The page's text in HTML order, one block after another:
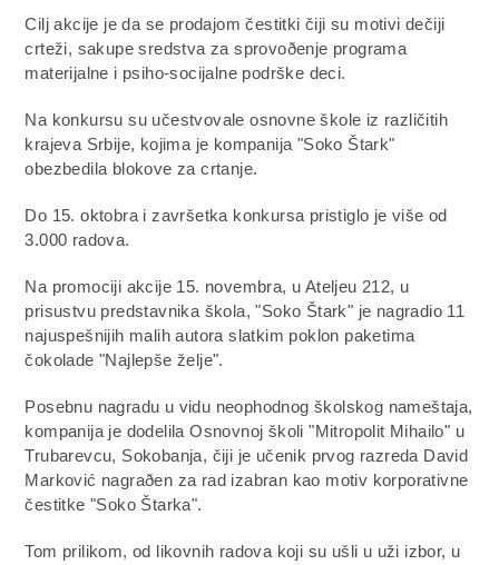
Cilj akcije je da se prodajom čestitki čiji su motivi dečiji
crteži, sakupe sredstva za sprovoðenje programa
materijalne i psiho-socijalne podrške deci.
Na konkursu su učestvovale osnovne škole iz različitih
krajeva Srbije, kojima je kompanija "Soko Štark"
obezbedila blokove za crtanje.
Do 15. oktobra i završetka konkursa pristiglo je više od
3.000 radova.
Na promociji akcije 15. novembra, u Ateljeu 212, u
prisustvu predstavnika škola, "Soko Štark" je nagradio 11
najuspešnijih malih autora slatkim poklon paketima
čokolade "Najlepše želje".
Posebnu nagradu u vidu neophodnog školskog nameštaja,
kompanija je dodelila Osnovnoj školi "Mitropolit Mihailo" u
Trubarevcu, Sokobanja, čiji je učenik prvog razreda David
Marković nagraðen za rad izabran kao motiv korporativne
čestitke "Soko Štarka".
Tom prilikom, od likovnih radova koji su ušli u uži izbor, u